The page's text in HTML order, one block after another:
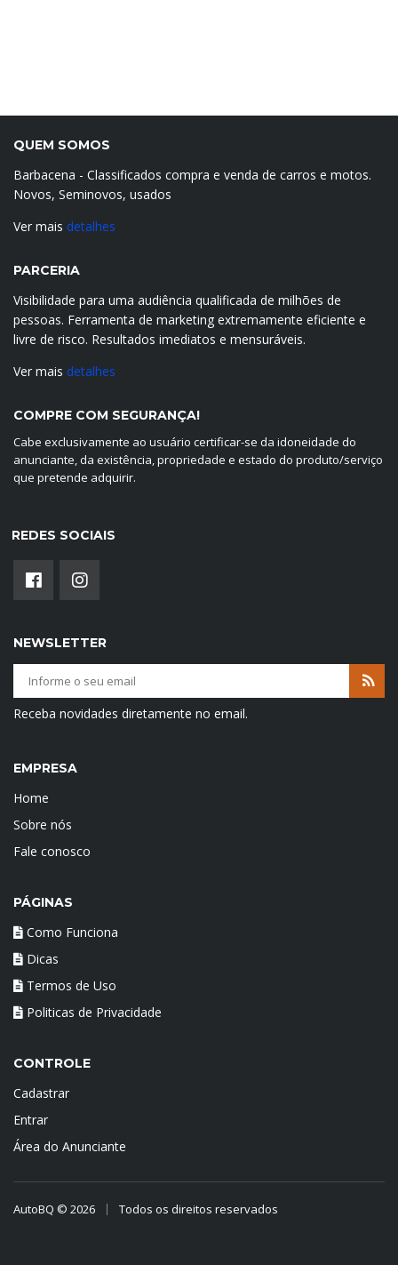
QUEM SOMOS
Barbacena - Classificados compra e venda de carros e motos.
Novos, Seminovos, usados
Ver mais detalhes
PARCERIA
Visibilidade para uma audiência qualificada de milhões de
pessoas. Ferramenta de marketing extremamente eficiente e
livre de risco. Resultados imediatos e mensuráveis.
Ver mais detalhes
COMPRE COM SEGURANÇA!
Cabe exclusivamente ao usuário certificar-se da idoneidade do
anunciante, da existência, propriedade e estado do produto/serviço
que pretende adquirir.
REDES SOCIAIS
NEWSLETTER
Receba novidades diretamente no email.
EMPRESA
Home
Sobre nós
Fale conosco
PÁGINAS
Como Funciona
Dicas
Termos de Uso
Politicas de Privacidade
CONTROLE
Cadastrar
Entrar
Área do Anunciante
AutoBQ © 2026 Todos os direitos reservados